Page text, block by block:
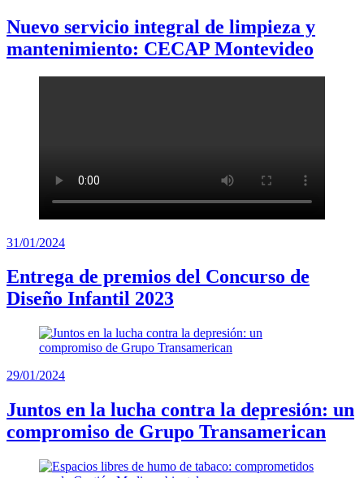
Nuevo servicio integral de limpieza y
mantenimiento: CECAP Montevideo
31/01/2024
Entrega de premios del Concurso de
Diseño Infantil 2023
29/01/2024
Juntos en la lucha contra la depresión: un
compromiso de Grupo Transamerican